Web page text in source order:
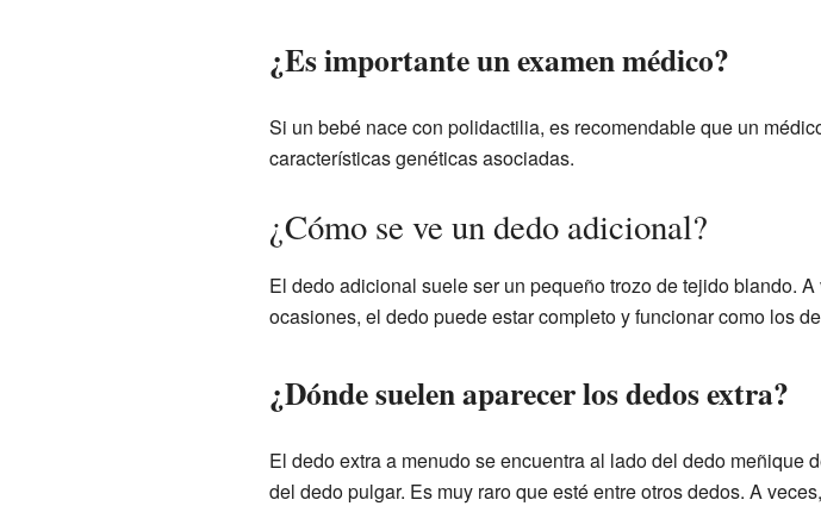
¿Es importante un examen médico?
Si un bebé nace con polidactilia, es recomendable que un
características genéticas asociadas.
¿Cómo se ve un dedo adicional?
El dedo adicional suele ser un pequeño trozo de tejido blando.
ocasiones, el dedo puede estar completo y funcionar como los
¿Dónde suelen aparecer los dedos extra?
El dedo extra a menudo se encuentra al lado del dedo
del dedo pulgar. Es muy raro que esté entre otros dedos. A